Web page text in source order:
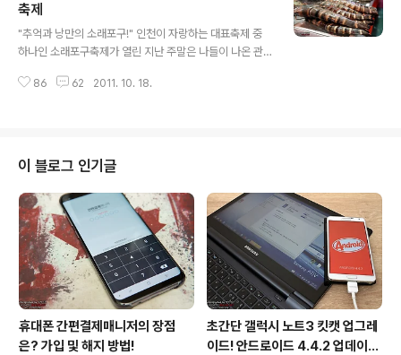
리나라의 주류시장은 매우 활발하고 치열하다는 것을 의미
한다. 한 가지 재미있는 사실은 맥주 등 알코올 도수가 낮은
술을 포함하면 13위로 대폭 하락된다는 점이다. 이는 아직
까지도 우리나라 사람들은 고도수의 위스키를 선호하는 것
으로 해석할 수 있다. 물론 누구와 함께 마시냐에 따라 선호
축제
"추억과 낭만의 소래포구!" 인천이 자랑하는 대표축제 중
하나인 소래포구축제가 열린 지난 주말은 나들이 나온 관
천소래포구축제는 2년 연속 문화체육관광부 유망축제로
고 있는 전어구이가 나의 후각을 자극하였다. 마음같아서
는 당장이라도 자리를 꿰차고 앉아 제철인 가을전어를 맛
보고 싶었으나 아직 메뉴를 정하기에는 이른 감이 있었기
에 꾹 참고 소래포구를 좀 더 둘러보기로 하였다. "삼촌! 오
늘 물 좋은 거 많아!" 어시장으로 들어서자마자 바다내음
가득한 해산물이 나를 반겨 주었다. 특히 가족단위..
86 62 2011. 10. 18.
이 블로그 인기글
휴대폰 간편결제매니저의 장점
은? 가입 및 해지 방법!
초간단 갤럭시 노트3 킷캣 업그레
이드! 안드로이드 4.4.2 업데이트